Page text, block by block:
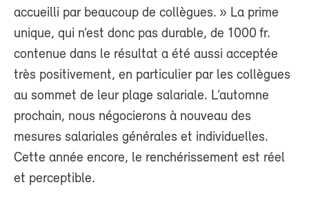
accueilli par beaucoup de collègues. » La prime
unique, qui n’est donc pas durable, de 1000 fr.
contenue dans le résultat a été aussi acceptée
très positivement, en particulier par les collègues
au sommet de leur plage salariale. L’automne
prochain, nous négocierons à nouveau des
mesures salariales générales et individuelles.
Cette année encore, le renchérissement est réel
et perceptible.